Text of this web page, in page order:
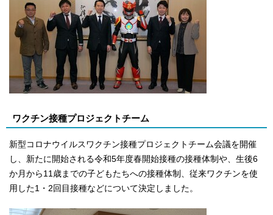
ワクチン接種プロジェクトチーム
新型コロナウイルスワクチン接種プロジェクトチーム会議を開催
し、新たに開始される令和5年度春開始接種の接種体制や、生後6
か月から11歳までの子どもたちへの接種体制、従来ワクチンを使
用した1・2回目接種などについて決定しました。